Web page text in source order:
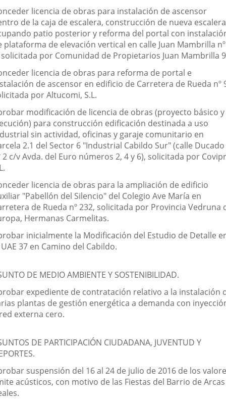
licencia de obras para instalación de ascensor
de la caja de escalera, construcción de nueva escalera
patio posterior y reforma del portal con
plataforma de elevación vertical en calle Juan Mambrilla nº
por Comunidad de Propietarios Juan Mambrilla
licencia de obras para reforma de portal e
de ascensor en edificio de Carretera de Rueda nº
por Altucomi, S.L.
modificación de licencia de obras (proyecto básico y
para construcción edificación destinada a uso
sin actividad, oficinas y garaje comunitario en
2.1 del Sector 6 "Industrial Cabildo Sur" (calle Ducado
2 c/v Avda. del Euro números 2, 4 y 6), solicitada por
licencia de obras para la ampliación de edificio
"Pabellón del Silencio" del Colegio Ave María en
de Rueda nº 232, solicitada por Provincia Vedruna
Hermanas Carmelitas.
inicialmente la Modificación del Estudio de Detalle
37 en Camino del Cabildo.
DE MEDIO AMBIENTE Y SOSTENIBILIDAD.
expediente de contratación relativo a la instalación
plantas de gestión energética a demanda con
externa cero.
DE PARTICIPACIÓN CIUDADANA, JUVENTUD Y
suspensión del 16 al 24 de julio de 2016 de los
acústicos, con motivo de las Fiestas del Barrio de Arcas